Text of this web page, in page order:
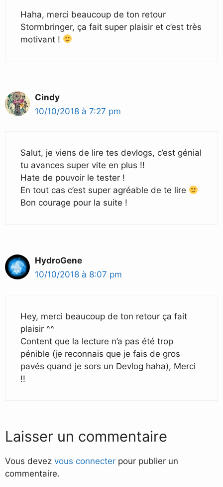
Haha, merci beaucoup de ton retour
Stormbringer, ça fait super plaisir et c’est très
motivant !
Cindy
10/10/2018 à 7:27 pm
Salut, je viens de lire tes devlogs, c’est génial
tu avances super vite en plus !!
Hate de pouvoir le tester !
En tout cas c’est super agréable de te lire
Bon courage pour la suite !
HydroGene
10/10/2018 à 8:07 pm
Hey, merci beaucoup de ton retour ça fait
plaisir ^^
Content que la lecture n’a pas été trop
pénible (je reconnais que je fais de gros
pavés quand je sors un Devlog haha), Merci
!!
Laisser un commentaire
Vous devez vous connecter pour publier un
commentaire.